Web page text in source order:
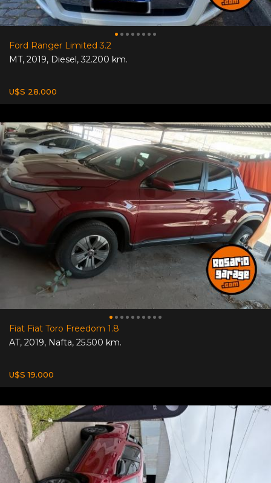
Ford Ranger Limited 3.2
MT, 2019, Diesel,32.200 km.
U$S 28.000
Fiat Fiat Toro Freedom 1.8
AT, 2019, Nafta, 25.500 km.
U$S 19.000